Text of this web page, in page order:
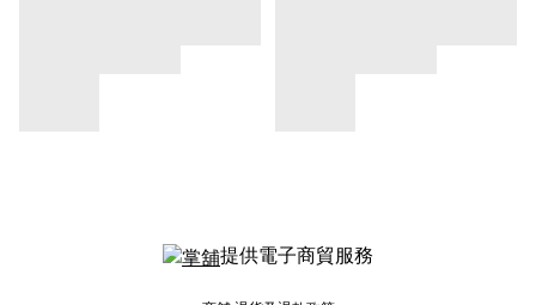
提供電子商貿服務